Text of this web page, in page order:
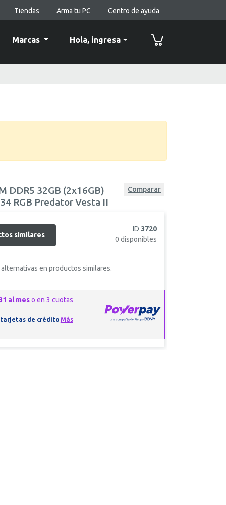
Tiendas Arma tu PC Centro de ayuda
Marcas Hola, ingresa
DDR5 32GB (2x16GB)
RGB Predator Vesta II
Comparar
similares
ID 3720
0disponibles
en productos similares.